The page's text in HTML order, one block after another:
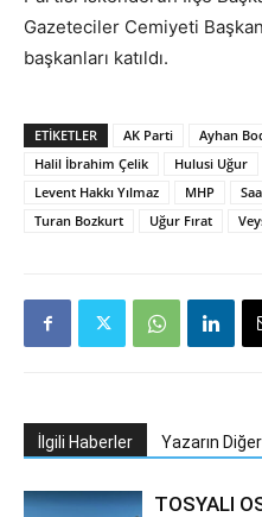
Gazeteciler Cemiyeti
başkanları katıldı.
ETIKETLER AK Parti Ayhan
Halil İbrahim Çelik
Hulusi Uğur
Levent Hakkı Yılmaz
MHP
Turan Bozkurt
Uğur Fırat
İlgili Haberler Yazarın
TOSYALI